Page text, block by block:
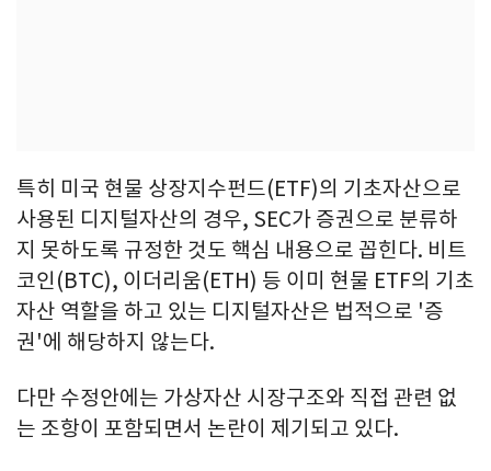
특히 미국 현물 상장지수펀드(ETF)의 기초자산으로
사용된 디지털자산의 경우, SEC가 증권으로 분류하
지 못하도록 규정한 것도 핵심 내용으로 꼽힌다. 비트
코인(BTC), 이더리움(ETH) 등 이미 현물 ETF의 기초
자산 역할을 하고 있는 디지털자산은 법적으로 '증
권'에 해당하지 않는다.
다만 수정안에는 가상자산 시장구조와 직접 관련 없
는 조항이 포함되면서 논란이 제기되고 있다.